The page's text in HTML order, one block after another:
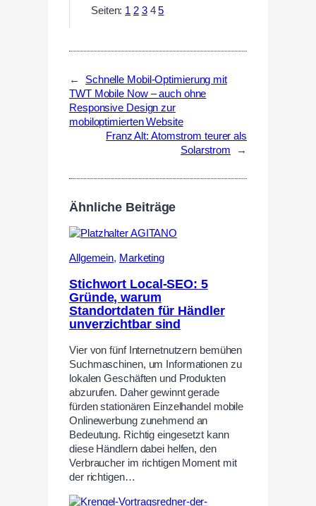
Seiten: 1 2 3 4 5
←
Schnelle Mobil-Optimierung mit
TWT Mobile Now – auch ohne
Responsive Design zur
mobiloptimierten Website
Franz Alt: Atomstrom teurer als
Solarstrom
→
Ähnliche Beiträge
Allgemein, Marketing
Stichwort Local-SEO: 5
Gründe, warum
Standortdaten für Händler
unverzichtbar sind
Vier von fünf Internetnutzern bemühen
Suchmaschinen, um Informationen zu
lokalen Geschäften und Produkten
abzurufen. Daher gewinnt gerade
fürden stationären Einzelhandel mobile
Onlinewerbung zunehmend an
Bedeutung. Richtig eingesetzt kann
diese Händlern dabei helfen, den
Verbraucher im richtigen Moment mit
der richtigen…